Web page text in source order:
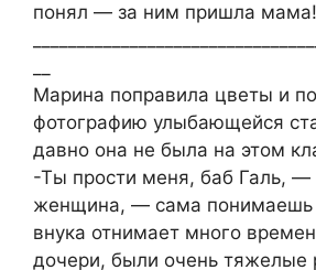
понял — за ним пришла мама!
Марина поправила цветы и
фотографию улыбающейся
давно она не была на этом
-Ты прости меня, баб Галь, —
женщина, — сама
внука отнимает много
дочери, были очень